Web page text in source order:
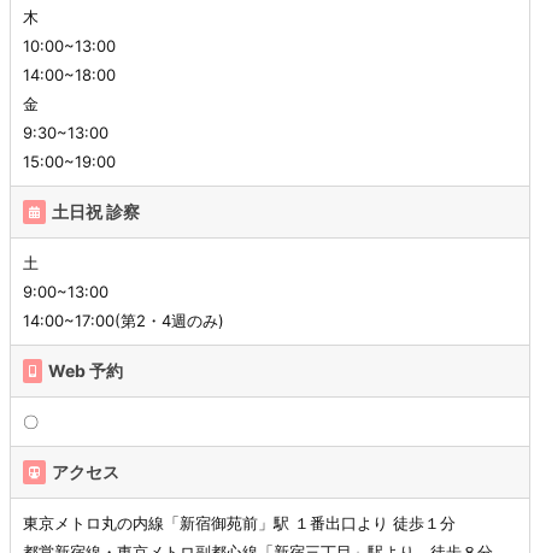
木
10:00~13:00
14:00~18:00
金
9:30~13:00
15:00~19:00
土日祝 診察
土
9:00~13:00
14:00~17:00(第2・4週のみ)
Web 予約
〇
アクセス
東京メトロ丸の内線「新宿御苑前」駅 １番出口より 徒歩１分